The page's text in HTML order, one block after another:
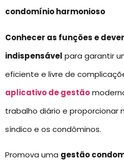
condomínio harmonioso
Conhecer as funções e
indispensável para garantir
eficiente e livre de
aplicativo de gestão
trabalho diário e proporcionar
síndico e os condôminos.
Promova uma gestão